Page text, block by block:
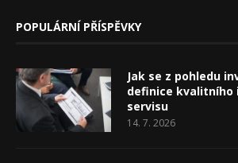
POPULÁRNÍ PŘÍSPĚVKY
Jak se z pohledu
definice kvalitního
servisu
14. 7. 2026